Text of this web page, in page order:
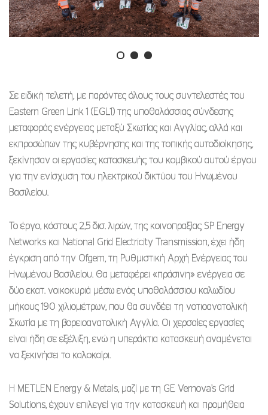
Σε ειδική τελετή, με παρόντες όλους τους συντελεστές του
Eastern Green Link 1 (EGL1) της υποθαλάσσιας σύνδεσης
μεταφοράς ενέργειας μεταξύ Σκωτίας και Αγγλίας, αλλά και
εκπροσώπων της κυβέρνησης και της τοπικής αυτοδιοίκησης,
ξεκίνησαν οι εργασίες κατασκευής του κομβικού αυτού έργου
για την ενίσχυση του ηλεκτρικού δικτύου του Ηνωμένου
Βασιλείου.
Το έργο, κόστους 2,5 δισ. λιρών, της κοινοπραξίας SP Energy
Networks και National Grid Electricity Transmission, έχει ήδη
έγκριση από την Ofgem, τη Ρυθμιστική Αρχή Ενέργειας του
Ηνωμένου Βασιλείου. Θα μεταφέρει «πράσινη» ενέργεια σε
δύο εκατ. νοικοκυριά μέσω ενός υποθαλάσσιου καλωδίου
μήκους 190 χιλιομέτρων, που θα συνδέει τη νοτιοανατολική
Σκωτία με τη βορειοανατολική Αγγλία. Οι χερσαίες εργασίες
είναι ήδη σε εξέλιξη, ενώ η υπεράκτια κατασκευή αναμένεται
να ξεκινήσει το καλοκαίρι.
Η METLEN Energy & Metals, μαζί με τη GE Vernova’s Grid
Solutions, έχουν επιλεγεί για την κατασκευή και προμήθεια